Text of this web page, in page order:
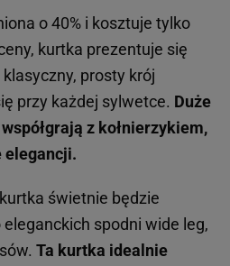
o 40% i kosztuje tylko
kurtka prezentuje się
prosty krój
przy każdej sylwetce. Duże
z kołnierzykiem,
elegancji.
świetnie będzie
spodni wide leg,
Ta kurtka idealnie